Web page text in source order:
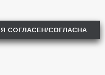
и
работа и
Я СОГЛАСЕН/СОГЛАСНА